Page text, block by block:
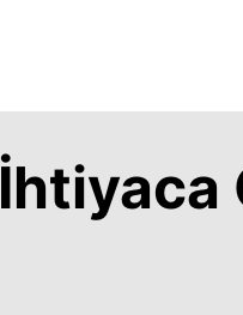
İhtiyaca